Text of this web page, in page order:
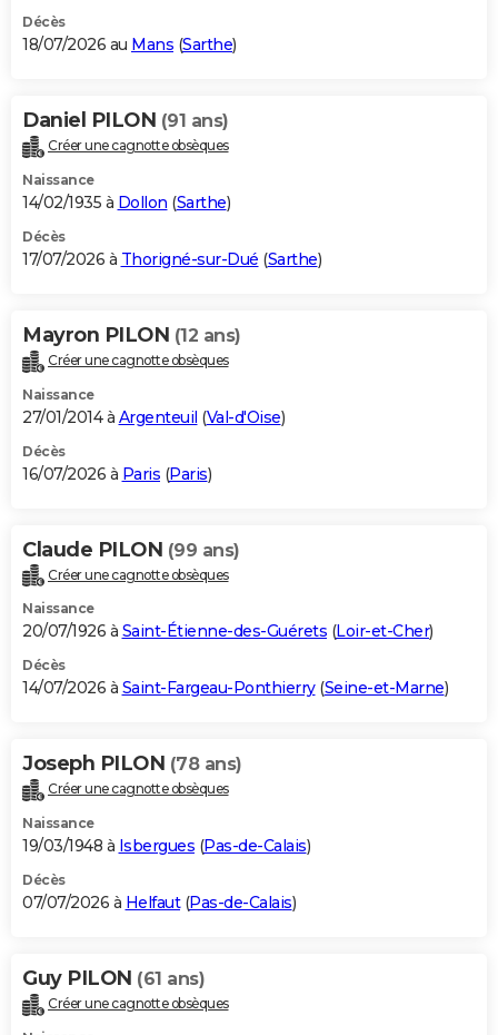
S'inscrire
Se connecter
Lycées
Collèges
Primaires
Universités
Entreprises
Service militaire
Avis de recherche
AVIS DE DÉCÈS
Bricolage
Lifestyle
Culture
Sport
Auto
Television
Voyage
Cinema
Décès
18/07/2026 au Mans (Sarthe)
Daniel PILON (91 ans)
Créer une cagnotte obsèques
Naissance
14/02/1935 à Dollon (Sarthe)
Décès
17/07/2026 à Thorigné-sur-Dué (Sarthe)
Mayron PILON (12 ans)
Créer une cagnotte obsèques
Naissance
27/01/2014 à Argenteuil (Val-d'Oise)
Décès
16/07/2026 à Paris (Paris)
Claude PILON (99 ans)
Créer une cagnotte obsèques
Naissance
20/07/1926 à Saint-Étienne-des-Guérets (Loir-et-Cher)
Décès
14/07/2026 à Saint-Fargeau-Ponthierry(Seine-et-Marne)
Joseph PILON (78 ans)
Créer une cagnotte obsèques
Naissance
19/03/1948 à Isbergues (Pas-de-Calais)
Décès
07/07/2026 à Helfaut(Pas-de-Calais)
Guy PILON (61 ans)
Créer une cagnotte obsèques